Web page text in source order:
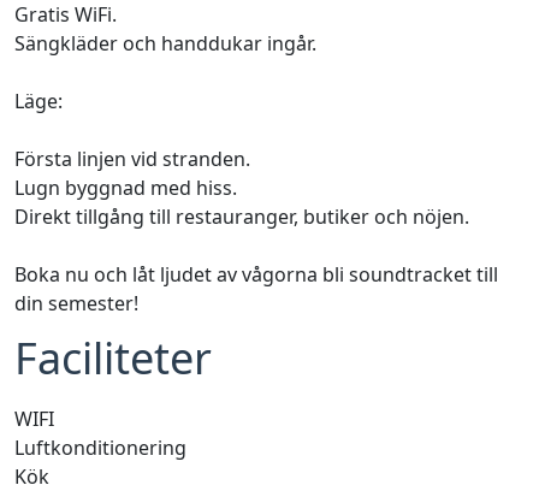
Gratis WiFi.
Sängkläder och handdukar ingår.
Läge:
Första linjen vid stranden.
Lugn byggnad med hiss.
Direkt tillgång till restauranger, butiker och nöjen.
Boka nu och låt ljudet av vågorna bli soundtracket till
din semester!
Faciliteter
WIFI
Luftkonditionering
Kök